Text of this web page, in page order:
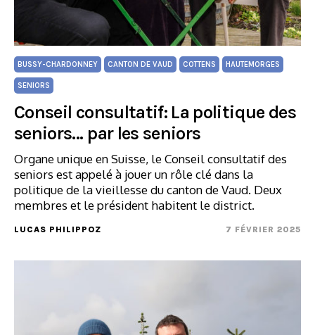
BUSSY-CHARDONNEY CANTON DE VAUD COTTENS HAUTEMORGES
SENIORS
Conseil consultatif: La politique des
seniors… par les seniors
Organe unique en Suisse, le Conseil consultatif des
seniors est appelé à jouer un rôle clé dans la
politique de la vieillesse du canton de Vaud. Deux
membres et le président habitent le district.
LUCAS PHILIPPOZ 7 FÉVRIER 2025